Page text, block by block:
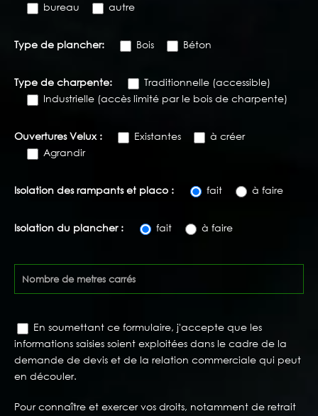
bureau
autre
Type de plancher: Bois Béton
Type de charpente:
Traditionnelle (accessible)
Industrielle (accès limité par le bois de charpente)
Ouvertures Velux : Existantes
à créer
Agrandir
Isolation des rampants et placo : fait à faire
Isolation du plancher : fait à faire
En soumettant ce formulaire, j'accepte que les
informations saisies soient exploitées dans le cadre de la
demande de devis et de la relation commerciale qui peut
en découler.
Pour connaître et exercer vos droits, notamment de retrait